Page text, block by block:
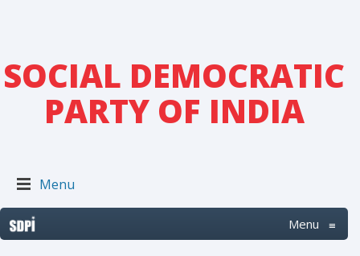
SOCIAL DEMOCRATIC
PARTY OF INDIA
Menu
Menu ≡